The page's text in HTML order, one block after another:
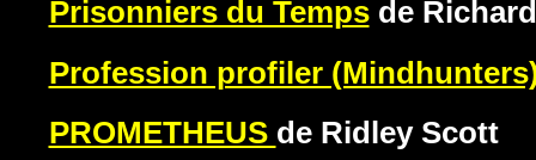
Prisonniers du Tempsde
Profession profiler
PROMETHEUS de Ridley Scott